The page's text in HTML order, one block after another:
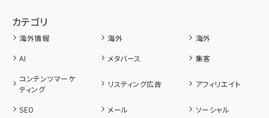
カテゴリ
海外情報 海外
海外
AI
メタバース
集客
コンテンツマーケ
ティング
リスティング広告 アフィリエイト
SEO メール
ソーシャル